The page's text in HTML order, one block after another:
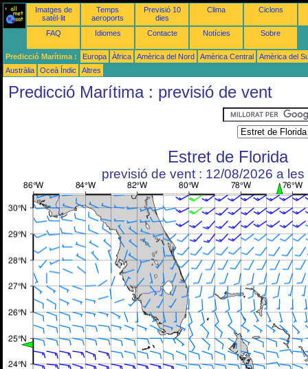
Imatges de
satèl·lit
Temps
aeroports
Previsió 10
dies
Clima Ciclons
FAQ Idiomes Contacte Notícies Sobre
Predicció Marítima : Europa Àfrica Amèrica del Nord Amèrica Central
Amèrica del
Austràlia
Oceà Índic Altres
Predicció Marítima : previsió de vent
Estret de Florida
previsió de vent : 12/08/2026 a les